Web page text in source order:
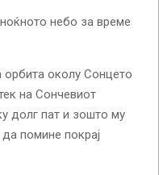
небо за време
орбита околу Сонцето
на Сончевиот
долг пат и зошто му
помине покрај